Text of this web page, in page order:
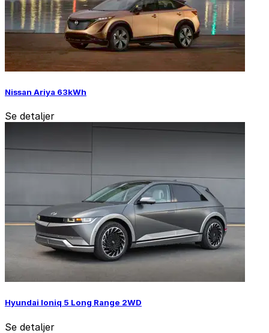
Nissan Ariya 63kWh
Se detaljer
Hyundai Ioniq 5 Long Range 2WD
Se detaljer